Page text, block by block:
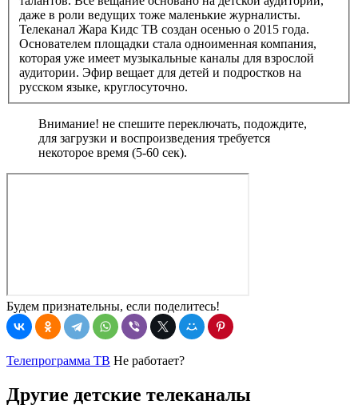
даже в роли ведущих тоже маленькие журналисты.
Телеканал Жара Кидс ТВ создан осенью о 2015 года.
Основателем площадки стала одноименная компания,
которая уже имеет музыкальные каналы для взрослой
аудитории. Эфир вещает для детей и подростков на
русском языке, круглосуточно.
Внимание! не спешите переключать, подождите,
для загрузки и воспроизведения требуется
некоторое время (5-60 сек).
Будем признательны, если поделитесь!
Телепрограмма ТВ Не работает?
Другие детские телеканалы